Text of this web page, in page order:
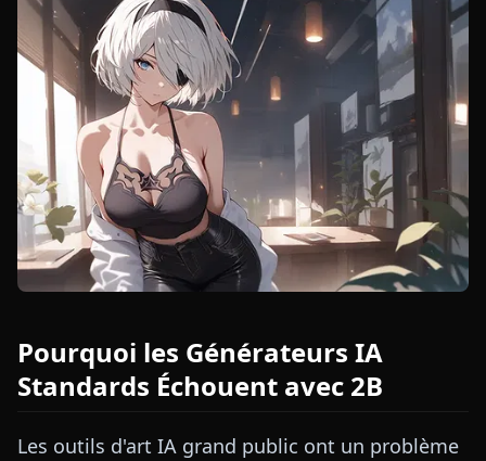
Pourquoi les Générateurs IA
Standards Échouent avec 2B
Les outils d'art IA grand public ont un problème